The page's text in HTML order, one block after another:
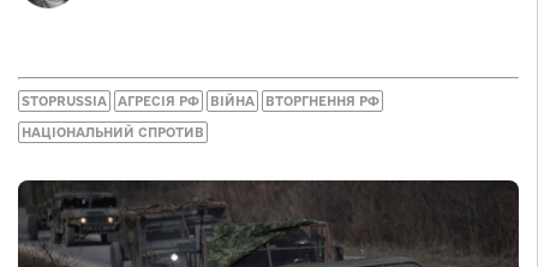
STOPRUSSIA АГРЕСІЯ РФ ВІЙНА ВТОРГНЕННЯ РФ
НАЦІОНАЛЬНИЙ СПРОТИВ